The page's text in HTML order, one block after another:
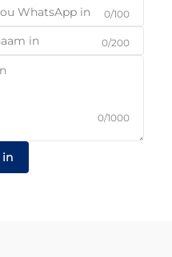
0/100
0/200
0/1000
in